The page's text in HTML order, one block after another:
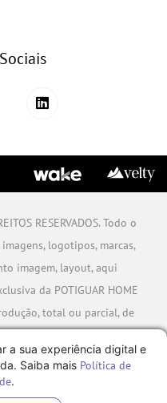
RESERVADOS. Todo o
logotipos, marcas,
imagem, layout, aqui
da POTIGUAR HOME
total ou parcial, de
implicará na
nos termos da Lei.
a sua experiência digital e
Saiba mais Política de
.